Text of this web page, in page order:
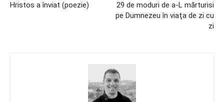
Hristos a înviat (poezie)
29 de moduri de a-L mărturisi
pe Dumnezeu în viaţa de zi cu
zi